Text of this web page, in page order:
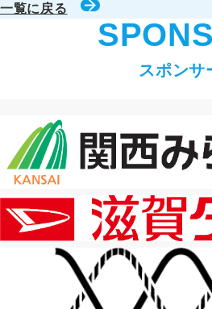
一覧に戻る
スポンサ